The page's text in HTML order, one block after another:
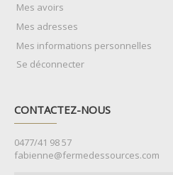
Mes avoirs
Mes adresses
Mes informations personnelles
Se déconnecter
CONTACTEZ-NOUS
0477/41 98 57
fabienne@fermedessources.com